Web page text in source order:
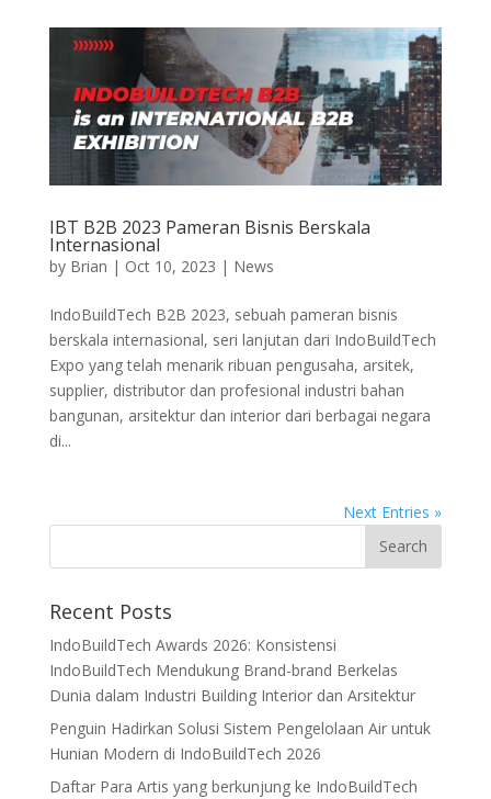
IBT B2B 2023 Pameran Bisnis Berskala
Internasional
by Brian | Oct 10, 2023 | News
IndoBuildTech B2B 2023, sebuah pameran bisnis
berskala internasional, seri lanjutan dari IndoBuildTech
Expo yang telah menarik ribuan pengusaha, arsitek,
supplier, distributor dan profesional industri bahan
bangunan, arsitektur dan interior dari berbagai negara
di...
Next Entries »
Recent Posts
IndoBuildTech Awards 2026: Konsistensi
IndoBuildTech Mendukung Brand-brand Berkelas
Dunia dalam Industri Building Interior dan Arsitektur
Penguin Hadirkan Solusi Sistem Pengelolaan Air untuk
Hunian Modern di IndoBuildTech 2026
Daftar Para Artis yang berkunjung ke IndoBuildTech